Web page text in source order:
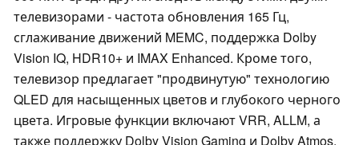
телевизорами - частота обновления 165 Гц,
сглаживание движений MEMC, поддержка Dolby
Vision IQ, HDR10+ и IMAX Enhanced. Кроме того,
телевизор предлагает "продвинутую" технологию
QLED для насыщенных цветов и глубокого черного
цвета. Игровые функции включают VRR, ALLM, а
также поддержку Dolby Vision Gaming и Dolby Atmos.